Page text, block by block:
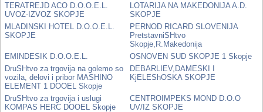
TERATREJD ACO D.O.O.E.L.
UVOZ-IZVOZ SKOPJE
LOTARIJA NA MAKEDONIJA A.D.
SKOPJE
MLADINSKI HOTEL D.O.O.E.L.
SKOPJE
PERNOD RICARD SLOVENIJA
PretstavniSHtvo
Skopje,R.Makedonija
EMINDESIK D.O.O.E.L.
OSNOVEN SUD SKOPJE 1 Skopje
DruSHtvo za trgovija na golemo so
vozila, delovi i pribor MASHINO
ELEMENT 1 DOOEL Skopje
DEBARLIEV,DAMESKI I
KjELEShOSKA SKOPJE
DruSHtvo za trgovija i uslugi
KOMPAS HERC DOOEL Skopje
CENTROIMPEKS MOND D.O.O
UV/IZ SKOPJE